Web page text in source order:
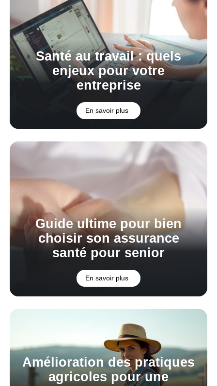
Santé au travail : quels
enjeux pour votre
entreprise
En savoir plus
Guide ultime pour bien
choisir son assurance
santé pour senior
En savoir plus
Amélioration des pratiques
agricoles pour une